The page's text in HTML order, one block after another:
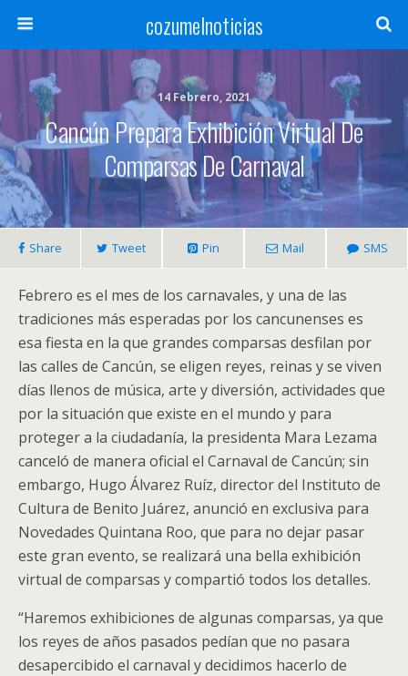
cozumelnoticias
14 Febrero, 2021
Cancún Prepara Exhibición Virtual De
Comparsas De Carnaval
Share Tweet Pin Mail SMS
Febrero es el mes de los carnavales, y una de las
tradiciones más esperadas por los cancunenses es
esa fiesta en la que grandes comparsas desfilan por
las calles de Cancún, se eligen reyes, reinas y se viven
días llenos de música, arte y diversión, actividades que
por la situación que existe en el mundo y para
proteger a la ciudadanía, la presidenta Mara Lezama
canceló de manera oficial el Carnaval de Cancún; sin
embargo, Hugo Álvarez Ruíz, director del Instituto de
Cultura de Benito Juárez, anunció en exclusiva para
Novedades Quintana Roo, que para no dejar pasar
este gran evento, se realizará una bella exhibición
virtual de comparsas y compartió todos los detalles.
“Haremos exhibiciones de algunas comparsas, ya que
los reyes de años pasados pedían que no pasara
desapercibido el carnaval y decidimos hacerlo de